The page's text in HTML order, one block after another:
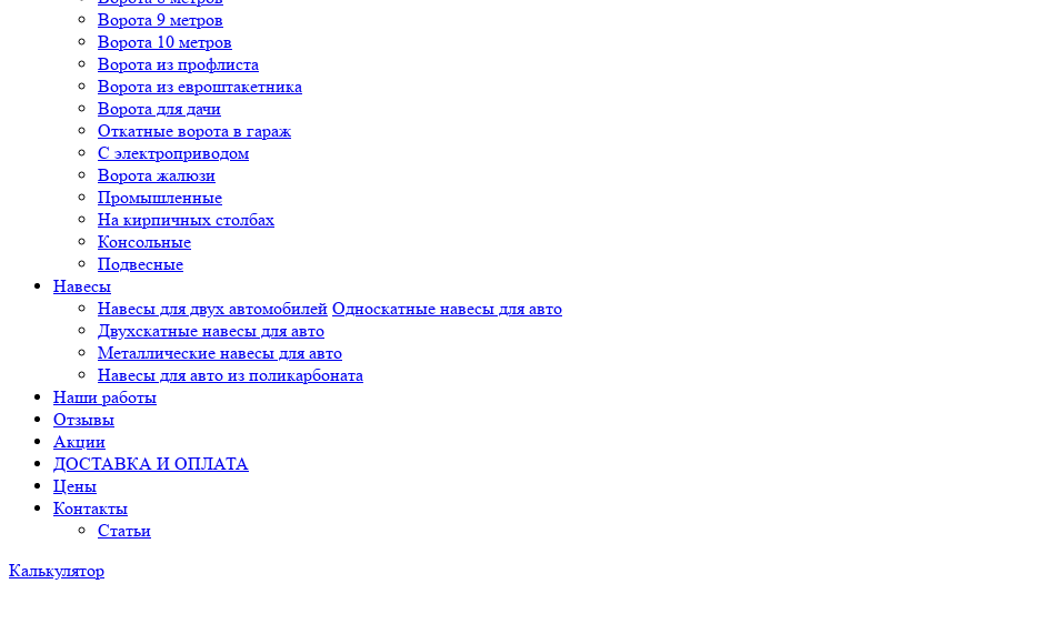
Ворота 9 метров
Ворота 10 метров
Ворота из профлиста
Ворота из евроштакетника
Ворота для дачи
Откатные ворота в гараж
С электроприводом
Ворота жалюзи
Промышленные
На кирпичных столбах
Консольные
Подвесные
Навесы
Навесы для двух автомобилей Односкатные навесы для авто
Двухскатные навесы для авто
Металлические навесы для авто
Навесы для авто из поликарбоната
Наши работы
Отзывы
Акции
ДОСТАВКА И ОПЛАТА
Цены
Контакты
Статьи
Калькулятор